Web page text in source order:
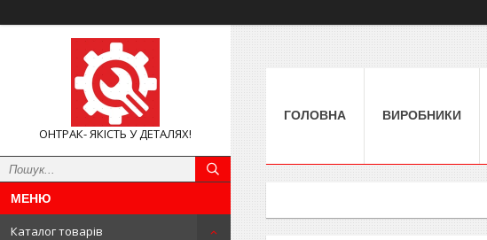
ОНТРАК- ЯКІСТЬ У ДЕТАЛЯХ!
Каталог товарів
ГОЛОВНА ВИРОБНИКИ